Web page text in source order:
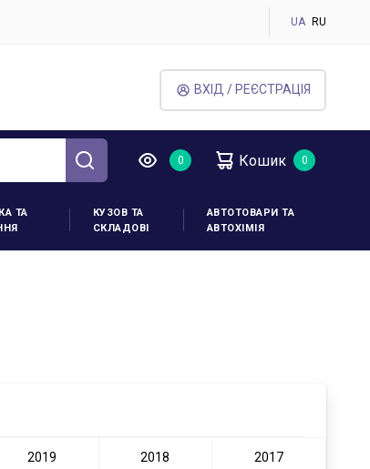
UA RU
ВХІД / РЕЄСТРАЦІЯ
Кошик
ТА
КУЗОВ ТА
СКЛАДОВІ
АВТОТОВАРИ ТА
АВТОХІМІЯ
2019 2018 2017